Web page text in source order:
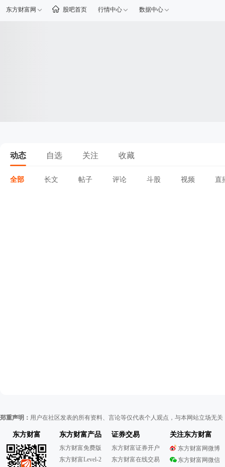
东方财富网 股吧首页 行情中心 数据中心
动态 自选 关注 收藏
全部 长文 帖子 评论 斗股 视频 直
郑重声明： 用户在社区发表的所有资料、言论等仅代表个人观点，与本网站立场无
东方财富 东方财富产品
东方财富免费版
东方财富Level-2
证券交易
东方财富证券开户
东方财富在线交易
关注东方财富
东方财富网微博
东方财富网微信